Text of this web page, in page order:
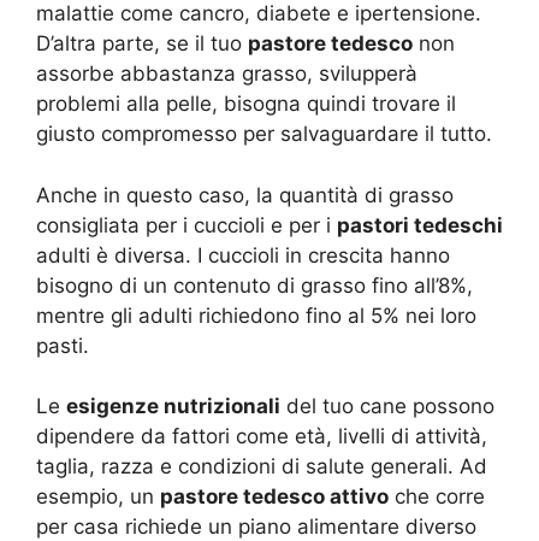
malattie come cancro, diabete e ipertensione.
D’altra parte, se il tuo pastore tedesco non
assorbe abbastanza grasso, svilupperà
problemi alla pelle, bisogna quindi trovare il
giusto compromesso per salvaguardare il tutto.
Anche in questo caso, la quantità di grasso
consigliata per i cuccioli e per i pastori tedeschi
adulti è diversa. I cuccioli in crescita hanno
bisogno di un contenuto di grasso fino all’8%,
mentre gli adulti richiedono fino al 5% nei loro
pasti.
Le esigenze nutrizionali del tuo cane possono
dipendere da fattori come età, livelli di attività,
taglia, razza e condizioni di salute generali. Ad
esempio, un pastore tedesco attivo che corre
per casa richiede un piano alimentare diverso